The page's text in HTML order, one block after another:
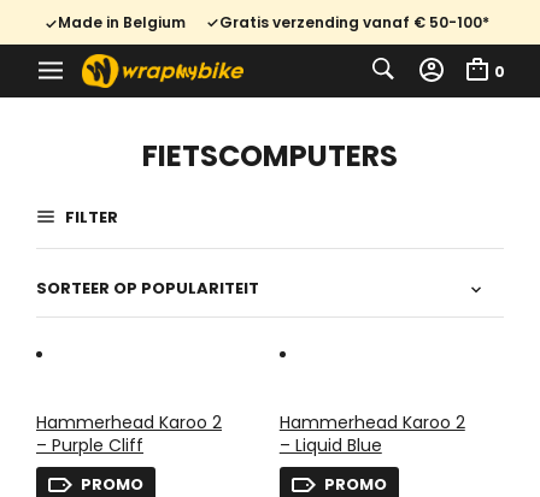
Made in Belgium Gratis verzending vanaf € 50-100*
0
FIETSCOMPUTERS
FILTER
Hammerhead Karoo 2
– Purple Cliff
PROMO
Hammerhead Karoo 2
– Liquid Blue
PROMO